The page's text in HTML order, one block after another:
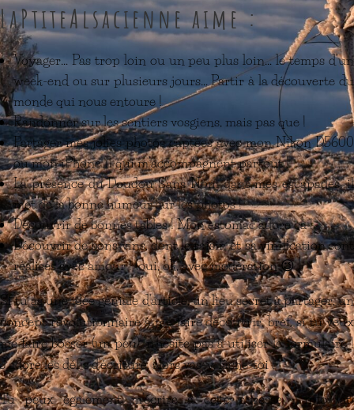
LaPtiteAlsacienne aime :
Voyager… Pas trop loin ou un peu plus loin… le temps d’un
week-end ou sur plusieurs jours… Partir à la découverte du
monde qui nous entoure !
Randonner sur les sentiers vosgiens, mais pas que !
Partager mes jolies photos captées avec mon Nikon D5600
ou mon iPhone 11 qui m’accompagnent partout !
La présence du Doudou Sans Nom dans mes escapades, il
met de la bonne humeur sur les photos !
Découvrir de bonnes tables ! Mon estomac adore ça !
Découvrir de bons vins, dont le raisin et sa vinification sont
réalisés avec amour ! (oui, ok, avec modération 😉 )
Si tu as une idée géniale d'article, un lieu secret à partager, un
concept révolutionnaire à me faire découvrir, bref, si tu veux
me faire bosser (un peu), n'hésite pas à utiliser le formulaire !
J'adore les défis d'écriture, alors vas-y, lâche-toi !
Tu peux également m'écrire à cette adresse : info (at)